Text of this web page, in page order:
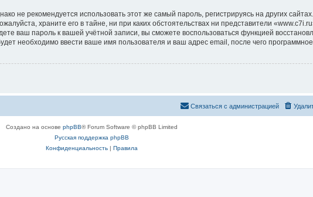
не рекомендуется использовать этот же самый пароль, регистрируясь на других
храните его в тайне, ни при каких обстоятельствах ни представители
ваш пароль к вашей учётной записи, вы сможете воспользоваться функцией
необходимо ввести ваше имя пользователя и ваш адрес email, после чего
Связаться с администрацией
Создано на основе phpBB® Forum Software © phpBB Limited
Русская поддержка phpBB
Конфиденциальность| Правила